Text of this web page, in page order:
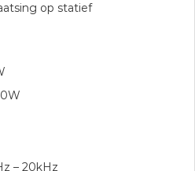
op statief
– 20kHz